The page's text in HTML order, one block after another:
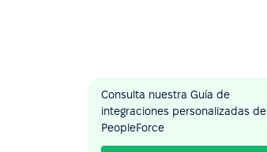
Consulta nuestra Guía de
integraciones personalizadas de
PeopleForce